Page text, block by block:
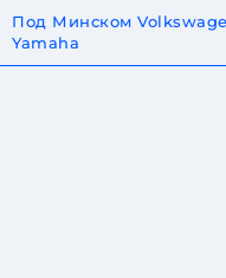
Под Минском
Yamaha